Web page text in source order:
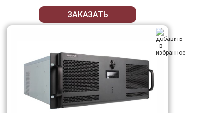
ЗАКАЗАТЬ